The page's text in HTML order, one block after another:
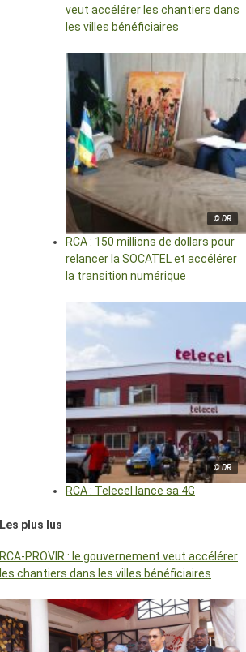
veut accélérer les chantiers dans
les villes bénéficiaires
© DR
RCA : 150 millions de dollars pour
relancer la SOCATEL et accélérer
la transition numérique
© DR
RCA : Telecel lance sa 4G
Les plus lus
RCA-PROVIR : le gouvernement veut accélérer
les chantiers dans les villes bénéficiaires